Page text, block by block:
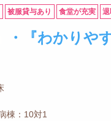
被服貸与あり 食堂が充実
・『わかりや
棟：10対1